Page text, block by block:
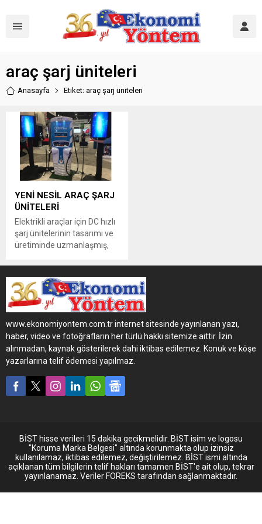
araç şarj üniteleri
Anasayfa Etiket: araç şarj üniteleri
YENİ NESİL ARAÇ ŞARJ
ÜNİTELERİ
Elektrikli araçlar için DC hızlı
şarj ünitelerinin tasarımı ve
üretiminde uzmanlaşmış,
ülkede kurulumları ile dünya
çapında lider bir tedarikçi
haline gelen Tritium,
teknoloji lideri Gilbarco
Veeder-Root ile iş ortaklığı
anlaşmasını imzalamıştır.
www.ekonomiyontem.com.tr internet sitesinde yayınlanan yazı,
haber, video ve fotoğrafların her türlü hakkı sitemize aittir. İzin
alınmadan, kaynak gösterilerek dahi iktibas edilemez. Konuk ve köşe
yazarlarına telif ödemesi yapılmaz.
BİST hisse verileri 15 dakika gecikmelidir. BİST isim ve logosu
"Koruma Marka Belgesi" altında korunmakta olup izinsiz
kullanılamaz, iktibas edilemez, değiştirilemez. BİST ismi altında
açıklanan tüm bilgilerin telif hakları tamamen BİST'e ait olup, tekrar
yayınlanamaz. Veriler FOREKS tarafından sağlanmaktadır.